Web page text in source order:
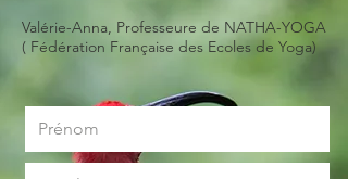
Valérie-Anna, Professeure de NATHA-YOGA
( Fédération Française des Ecoles de Yoga)